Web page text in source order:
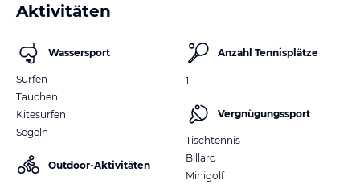
Aktivitäten
Wassersport
Surfen
Tauchen
Kitesurfen
Segeln
Outdoor-Aktivitäten
Anzahl Tennisplätze
1
Vergnügungssport
Tischtennis
Billard
Minigolf